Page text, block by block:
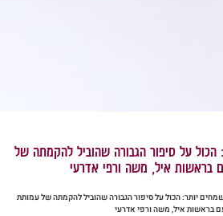
על סיפור הגבורה שהוביל להקמתה של
בראשות איל, משה ורפי אדרעי
יותר: הכול על סיפור הגבורה שהוביל להקמתה של עמותת
איל, משה ורפי אדרעי